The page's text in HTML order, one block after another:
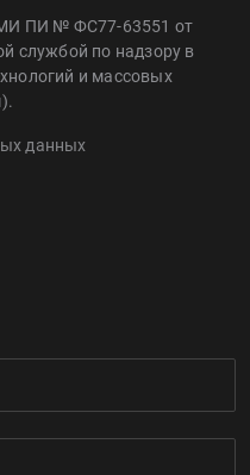
ПИ № ФС77-63551 от
службой по надзору в
и массовых
данных